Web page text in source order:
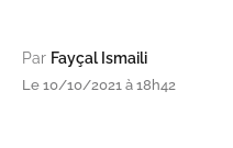
Par Fayçal Ismaili
Le 10/10/2021 à 18h42